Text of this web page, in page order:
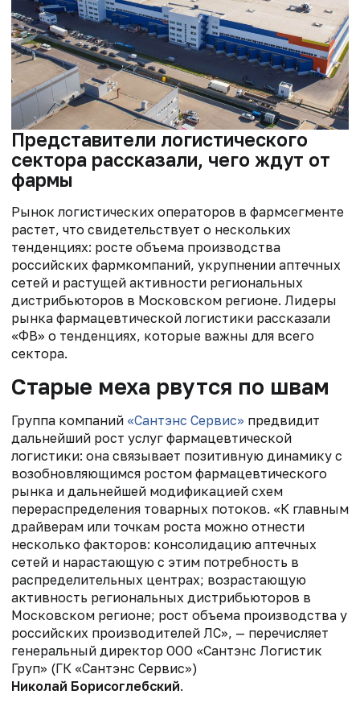
Представители логистического
сектора рассказали, чего ждут от
фармы
Рынок логистических операторов в фармсегменте
растет, что свидетельствует о нескольких
тенденциях: росте объема производства
российских фармкомпаний, укрупнении аптечных
сетей и растущей активности региональных
дистрибьюторов в Московском регионе. Лидеры
рынка фармацевтической логистики рассказали
«ФВ» о тенденциях, которые важны для всего
сектора.
Старые меха рвутся по швам
Группа компаний «Сантэнс Сервис» предвидит
дальнейший рост услуг фармацевтической
логистики: она связывает позитивную динамику с
возобновляющимся ростом фармацевтического
рынка и дальнейшей модификацией схем
перераспределения товарных потоков. «К главным
драйверам или точкам роста можно отнести
несколько факторов: консолидацию аптечных
сетей и нарастающую с этим потребность в
распределительных центрах; возрастающую
активность региональных дистрибьюторов в
Московском регионе; рост объема производства у
российских производителей ЛС», — перечисляет
генеральный директор ООО «Сантэнс Логистик
Груп» (ГК «Сантэнс Сервис»)
Николай Борисоглебский.